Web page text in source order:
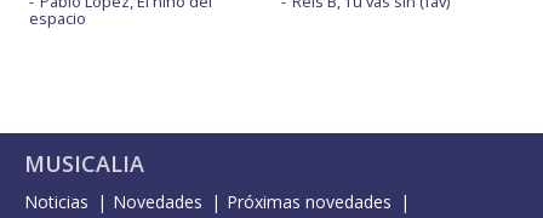
espacio
MUSICALIA
Noticias Novedades
Próximas novedades